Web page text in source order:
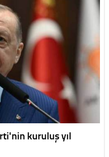
kuruluş yıl